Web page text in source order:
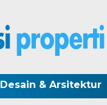
Desain & Arsitektur